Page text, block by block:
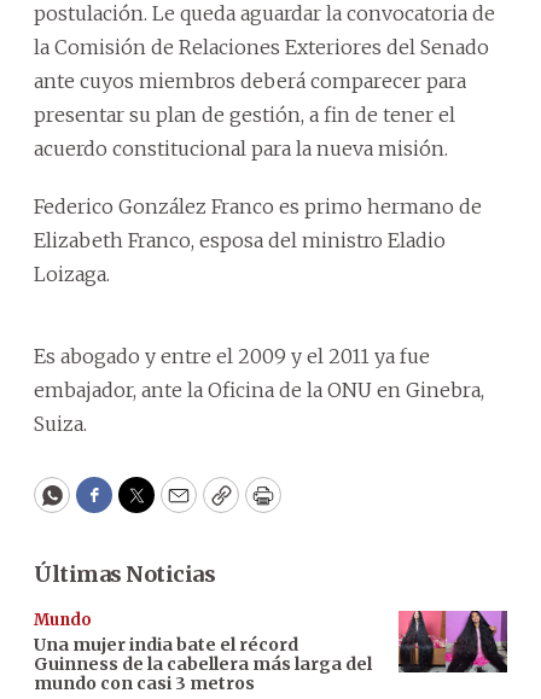
postulación. Le queda aguardar la convocatoria de
la Comisión de Relaciones Exteriores del Senado
ante cuyos miembros deberá comparecer para
presentar su plan de gestión, a fin de tener el
acuerdo constitucional para la nueva misión.
Federico González Franco es primo hermano de
Elizabeth Franco, esposa del ministro Eladio
Loizaga.
Es abogado y entre el 2009 y el 2011 ya fue
embajador, ante la Oficina de la ONU en Ginebra,
Suiza.
WhatsApp
Facebook
Twitter
EmailCopyPrint
Últimas Noticias
Mundo
Una mujer india bate el récord
Guinness de la cabellera más larga del
mundo con casi 3 metros